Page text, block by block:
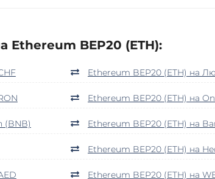
Ethereum BEP20 (ETH):
Ethereum BEP20 (ETH) на
Ethereum BEP20 (ETH) на
(BNB) Ethereum BEP20 (ETH) на
Ethereum BEP20 (ETH) на
Ethereum BEP20 (ETH) на